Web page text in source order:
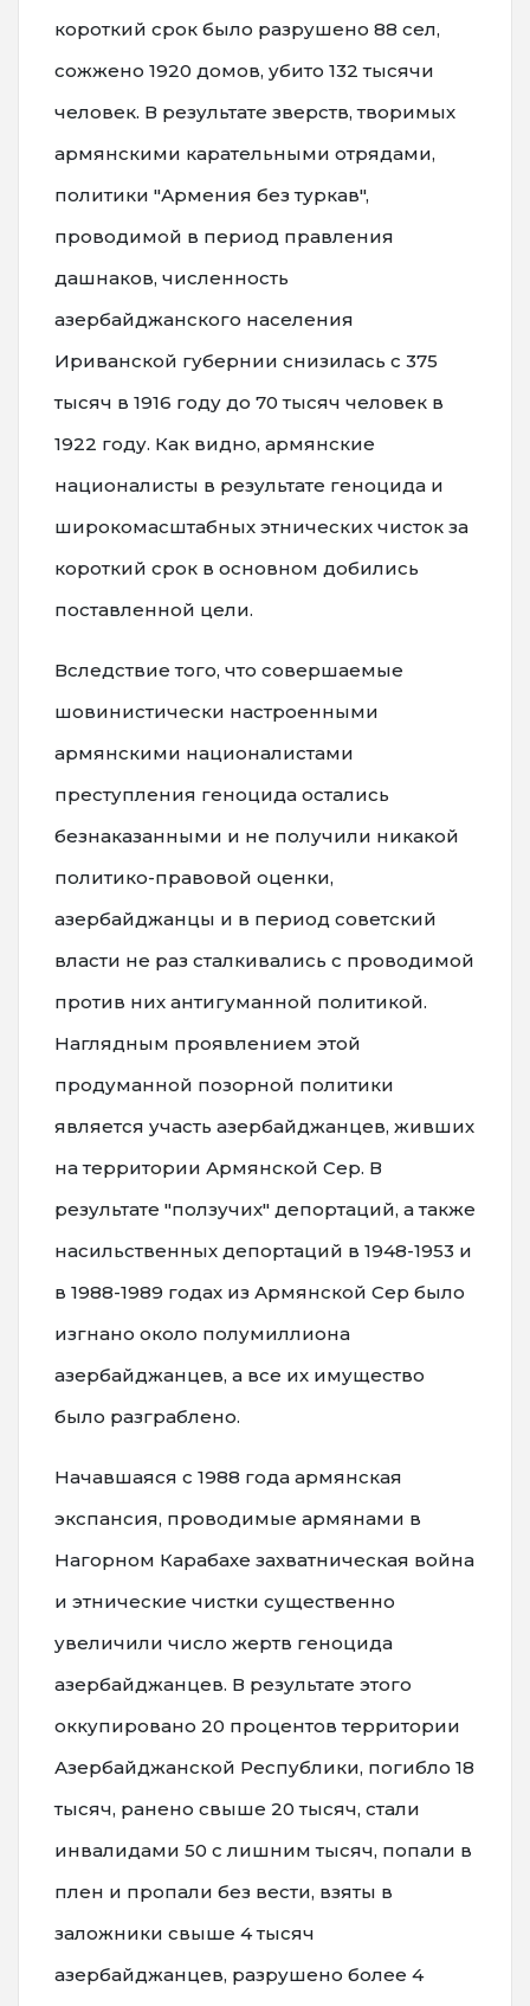
короткий срок было разрушено 88 сел,
сожжено 1920 домов, убито 132 тысячи
человек. В результате зверств, творимых
армянскими карательными отрядами,
политики "Армения без туркав",
проводимой в период правления
дашнаков, численность
азербайджанского населения
Ириванской губернии снизилась с 375
тысяч в 1916 году до 70 тысяч человек в
1922 году. Как видно, армянские
националисты в результате геноцида и
широкомасштабных этнических чисток за
короткий срок в основном добились
поставленной цели.
Вследствие того, что совершаемые
шовинистически настроенными
армянскими националистами
преступления геноцида остались
безнаказанными и не получили никакой
политико-правовой оценки,
азербайджанцы и в период советский
власти не раз сталкивались с проводимой
против них антигуманной политикой.
Наглядным проявлением этой
продуманной позорной политики
является участь азербайджанцев, живших
на территории Армянской Сер. В
результате "ползучих" депортаций, а также
насильственных депортаций в 1948-1953 и
в 1988-1989 годах из Армянской Сер было
изгнано около полумиллиона
азербайджанцев, а все их имущество
было разграблено.
Начавшаяся с 1988 года армянская
экспансия, проводимые армянами в
Нагорном Карабахе захватническая война
и этнические чистки существенно
увеличили число жертв геноцида
азербайджанцев. В результате этого
оккупировано 20 процентов территории
Азербайджанской Республики, погибло 18
тысяч, ранено свыше 20 тысяч, стали
инвалидами 50 с лишним тысяч, попали в
плен и пропали без вести, взяты в
заложники свыше 4 тысяч
азербайджанцев, разрушено более 4